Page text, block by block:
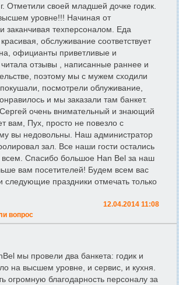
Отметили своей младшей дочке годик.
уровне!!! Начиная от
заканчивая техперсоналом. Еда
обслуживание соответствует
официанты приветливые и
отзывы , написанные раннее и
поэтому мы с мужем сходили
посмотрели облуживание,
и мы заказали там банкет.
очень внимательный и знающий
вам, Пух, просто не повезло с
вы недовольны. Наш администратор
зал. Все наши гости остались
всем. Спасибо большое Han Bel за наш
вам посетителей! Будем всем вас
следующие праздники отмечать только
12.04.2014 11:08
вопрос
мы провели два банкета: годик и
на высшем уровне, и сервис, и кухня.
огромную благодарность персоналу за